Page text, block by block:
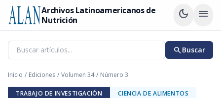
Archivos Latinoamericanos de
Nutrición
dark_mode menu
searchBuscar
Inicio / Ediciones / Volumen 34 / Número 3
TRABAJO DE INVESTIGACIÓN CIENCIA DE ALIMENTOS